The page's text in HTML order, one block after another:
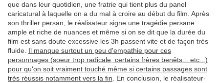
que dans leur quotidien, une fratrie qui tient plus du panel
caricatural à laquelle on a du mal à croire au début du film. Après
son thriller persan, le réalisateur signe une tragédie persane
ample et riche de nuances et même si on se dit que la durée du
film est sans doute excessive les 3h passent vite et de façon très
fluide. Il manque surtout un peu d'empathie pour ces
personnages (soeur trop radicale, certains frères benêts... etc...)
pour qu'on soit vraiment touché même si certains passages sont
très réussis notamment vers la fin . En conclusion, le réalisateur-